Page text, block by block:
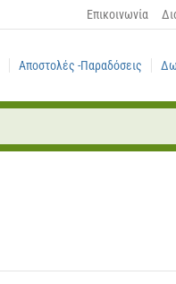
Επικοινωνία
Αποστολές -Παραδόσεις